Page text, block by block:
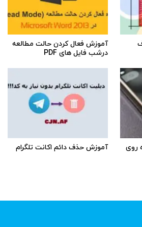
آموزش فعال کردن حالت مطالعه
درشب فایل های PDF
روی
آموزش حذف دائم اکانت تلگرام